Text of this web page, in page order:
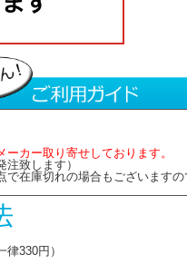
ーカー取り寄せしております。
注致します）
で在庫切れの場合もございます
律330円）